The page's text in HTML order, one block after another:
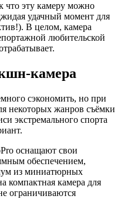
что эту камеру можно
удачный момент для
В целом, камера
любительской
камера
сэкономить, но при
некоторых жанров съёмки
экстремального спорта
оснащают свои
обеспечением,
из миниатюрных
компактная камера для
ограничиваются